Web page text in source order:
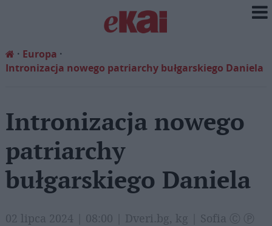
Europa
Intronizacja nowego patriarchy bułgarskiego Daniela
Intronizacja nowego
patriarchy
bułgarskiego Daniela
02 lipca 2024 | 08:00 | Dveri.bg, kg | Sofia Ⓒ Ⓟ